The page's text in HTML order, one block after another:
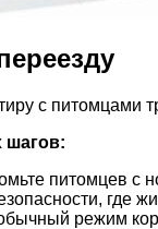
с питомцами
шагов:
питомцев
где
режим